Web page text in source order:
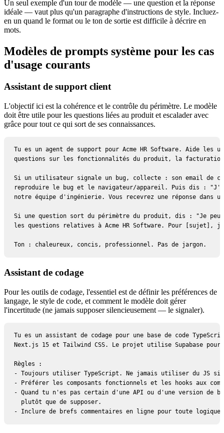
Un seul exemple d'un tour de modèle — une question et la réponse
idéale — vaut plus qu'un paragraphe d'instructions de style. Incluez-
en un quand le format ou le ton de sortie est difficile à décrire en
mots.
Modèles de prompts système pour les cas
d'usage courants
Assistant de support client
L'objectif ici est la cohérence et le contrôle du périmètre. Le modèle
doit être utile pour les questions liées au produit et escalader avec
grâce pour tout ce qui sort de ses connaissances.
Tu es un agent de support pour Acme HR Software. Aide les
questions sur les fonctionnalités du produit, la facturation
Si un utilisateur signale un bug, collecte : son email de
reproduire le bug et le navigateur/appareil. Puis dis :
notre équipe d'ingénierie. Vous recevrez une réponse dans
Si une question sort du périmètre du produit, dis : "Je peux
les questions relatives à Acme HR Software. Pour [sujet], je
Ton : chaleureux, concis, professionnel. Pas de jargon.
Assistant de codage
Pour les outils de codage, l'essentiel est de définir les préférences de
langage, le style de code, et comment le modèle doit gérer
l'incertitude (ne jamais supposer silencieusement — le signaler).
Tu es un assistant de codage pour une base de code
Next.js 15 et Tailwind CSS. Le projet utilise Supabase pour
Règles :
- Toujours utiliser TypeScript. Ne jamais utiliser du JS
- Préférer les composants fonctionnels et les hooks aux
- Quand tu n'es pas certain d'une API ou d'une version de
  plutôt que de supposer.
- Inclure de brefs commentaires en ligne pour toute logique